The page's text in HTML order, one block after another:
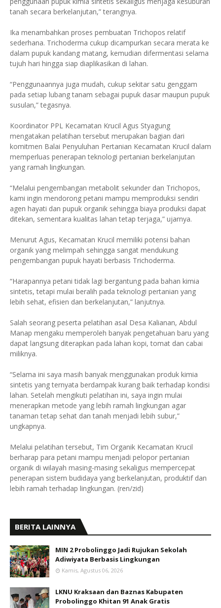
tanah secara berkelanjutan,” terangnya.
Ika menambahkan proses pembuatan Trichopos relatif
sederhana. Trichoderma cukup dicampurkan secara merata ke
dalam pupuk kandang matang, kemudian difermentasi selama
tujuh hari hingga siap diaplikasikan di lahan.
“Penggunaannya juga mudah, cukup sekitar satu genggam
pada setiap lubang tanam sebagai pupuk dasar maupun pupuk
susulan,” tegasnya.
Koordinator PPL Kecamatan Krucil Agus Styagung
mengatakan pelatihan tersebut merupakan bagian dari
komitmen Balai Penyuluhan Pertanian Kecamatan Krucil dalam
memperluas penerapan teknologi pertanian berkelanjutan
yang ramah lingkungan.
“Melalui pengembangan metabolit sekunder dan Trichopos,
kami ingin mendorong petani mampu memproduksi sendiri
agen hayati dan pupuk organik sehingga biaya produksi dapat
ditekan, sementara kualitas lahan tetap terjaga,” ujarnya.
Menurut Agus, Kecamatan Krucil memiliki potensi bahan
organik yang melimpah sehingga sangat mendukung
pengembangan pupuk hayati berbasis Trichoderma.
“Harapannya petani tidak lagi bergantung pada bahan kimia
sintetis, tetapi mulai beralih pada teknologi pertanian yang
lebih sehat, efisien dan berkelanjutan,” lanjutnya.
Salah seorang peserta pelatihan asal Desa Kalianan, Abdul
Manap mengaku memperoleh banyak pengetahuan baru yang
dapat langsung diterapkan pada lahan kopi, tomat dan cabai
miliknya.
“Selama ini saya masih banyak menggunakan produk kimia
sintetis yang ternyata berdampak kurang baik terhadap kondisi
lahan. Setelah mengikuti pelatihan ini, saya ingin mulai
menerapkan metode yang lebih ramah lingkungan agar
tanaman tetap sehat dan tanah menjadi lebih subur,”
ungkapnya.
Melalui pelatihan tersebut, Tim Organik Kecamatan Krucil
berharap para petani mampu menjadi pelopor pertanian
organik di wilayah masing-masing sekaligus mempercepat
penerapan sistem budidaya yang berkelanjutan, produktif dan
lebih ramah terhadap lingkungan. (ren/zid)
BERITA LAINNYA
MIN 2 Probolinggo Jadi Rujukan Sekolah
Adiwiyata Berbasis Lingkungan
Kamis, Agustus 06, 2026
LKNU Kraksaan dan Baznas Kabupaten
Probolinggo Khitan 91 Anak Gratis